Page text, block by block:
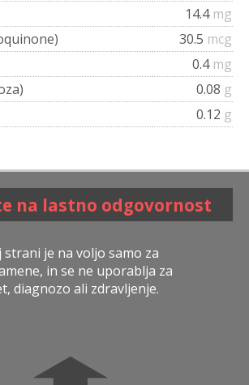
14.4 mg
30.5 mcg
0.4 mg
0.08 g
0.12 g
na lastno odgovornost
strani je na voljo samo za
in se ne uporablja za
diagnozo ali zdravljenje.